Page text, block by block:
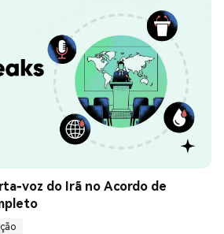
voz do Irã no Acordo de